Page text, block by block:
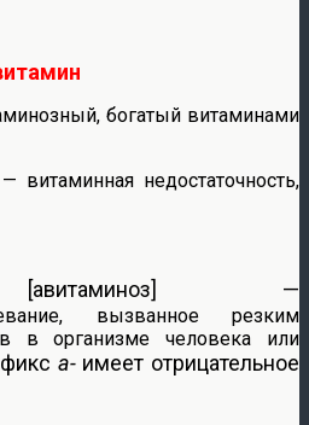
богатый витаминами
витаминная недостаточность,
—
вызванное резким
в организме человека или
a-имеет отрицательное